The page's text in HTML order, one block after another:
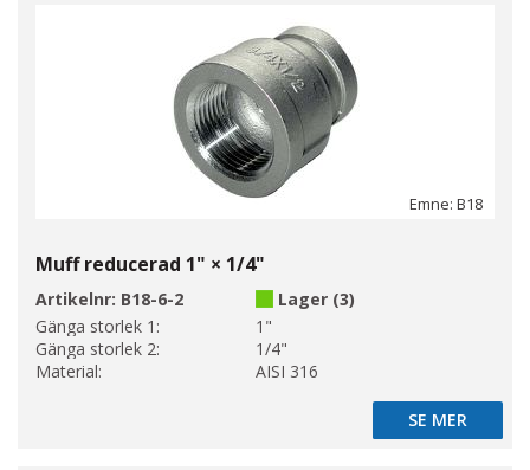
Emne: B18
Muff reducerad 1" × 1/4"
Artikelnr: B18-6-2
Lager (3)
Gänga storlek 1:
1"
Gänga storlek 2:
1/4"
Material:
AISI 316
SE MER
SE MER